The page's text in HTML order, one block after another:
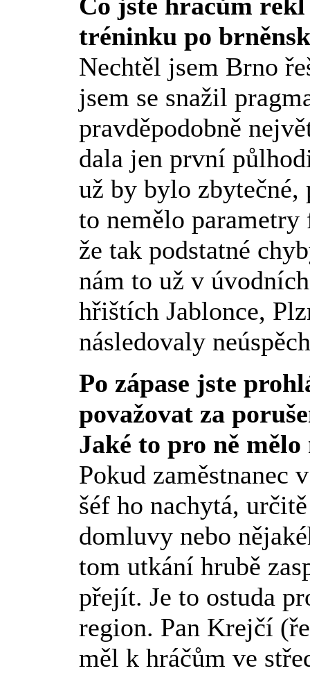
tréninku po
Nechtěl jsem Brno
jsem se snažil
pravděpodobně
dala jen první
už by bylo zbytečné,
to nemělo
že tak podstatné
nám to už v
hřištích Jablonce,
následovaly
Po zápase jste
považovat za
Jaké to pro ně mělo
Pokud zaměstnanec
šéf ho nachytá,
domluvy nebo
tom utkání hrubě
přejít. Je to ostuda
region. Pan Krejčí
měl k hráčům ve